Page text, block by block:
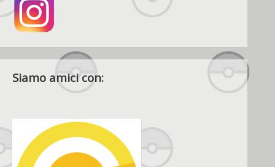
Siamo amici con: